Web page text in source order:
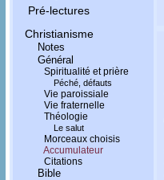
Pré-lectures
Christianisme
Notes
Général
Spiritualité et prière
Péché, défauts
Vie paroissiale
Vie fraternelle
Théologie
Le salut
Morceaux choisis
Accumulateur
Citations
Bible